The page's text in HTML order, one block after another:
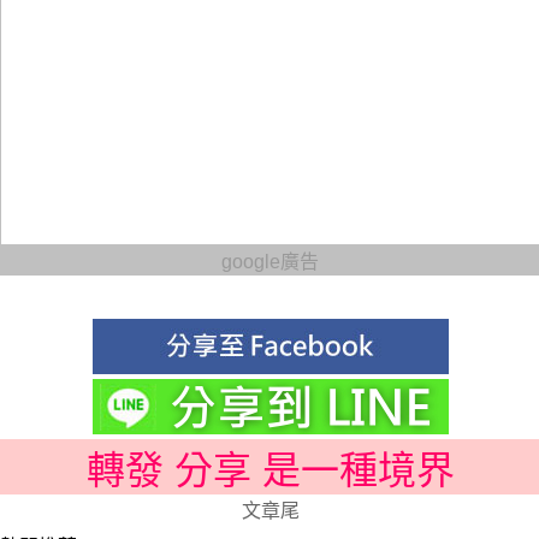
google廣告
轉發 分享 是一種境界
文章尾